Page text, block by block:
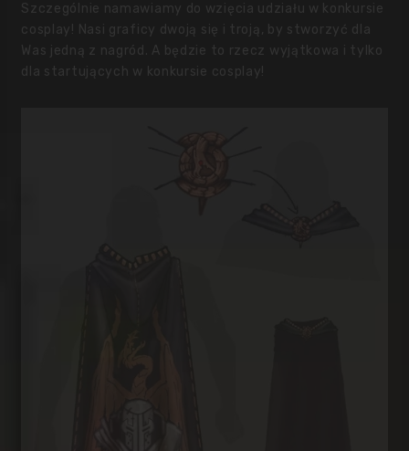
Szczególnie namawiamy do wzięcia udziału w konkursie
cosplay! Nasi graficy dwoją się i troją, by stworzyć dla
Was jedną z nagród. A będzie to rzecz wyjątkowa i tylko
dla startujących w konkursie cosplay!